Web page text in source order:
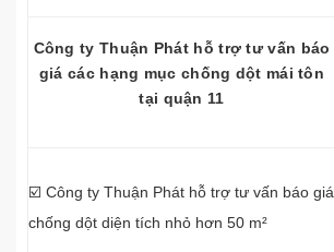
Công ty Thuận Phát hỗ trợ tư vấn báo
giá các hạng mục chống dột mái tôn
tại quận 11
☑️ Công ty Thuận Phát hỗ trợ tư vấn báo giá
chống dột diện tích nhỏ hơn 50 m²